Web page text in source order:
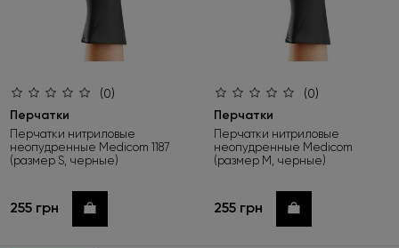
по новинкам
(0)
Перчатки
Перчатки нитриловые
неопудренные Medicom 1187
(размер S, черные)
255 грн Купить
(0)
Перчатки
Перчатки нитриловые
неопудренные Medicom
(размер M, черные)
255 грн Купить